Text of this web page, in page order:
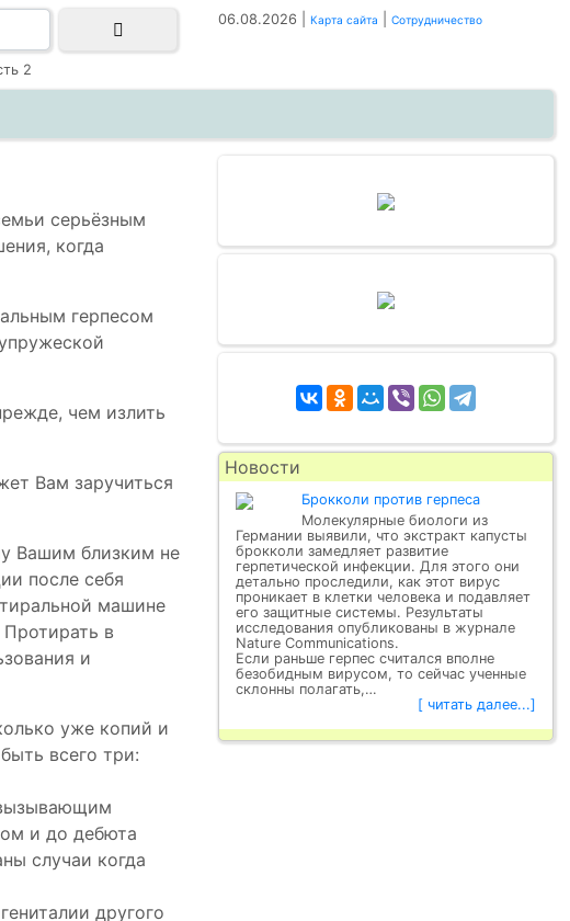
2
06.08.2026 | Карта сайта Сотрудничество
серьёзным
когда
герпесом
чем излить
Вам заручиться
Вашим близким не
после себя
машине
в
и
уже копий и
всего три:
и до дебюта
случаи когда
другого
Новости
Брокколи против герпеса
Молекулярные биологи из
Германии выявили, что экстракт капусты
брокколи замедляет развитие
герпетической инфекции. Для этого они
детально проследили, как этот вирус
проникает в клетки человека и подавляет
его защитные системы. Результаты
исследования опубликованы в журнале
Nature Communications.
Если раньше герпес считался вполне
безобидным вирусом, то сейчас ученные
склонны полагать,…
[ читать далее...]